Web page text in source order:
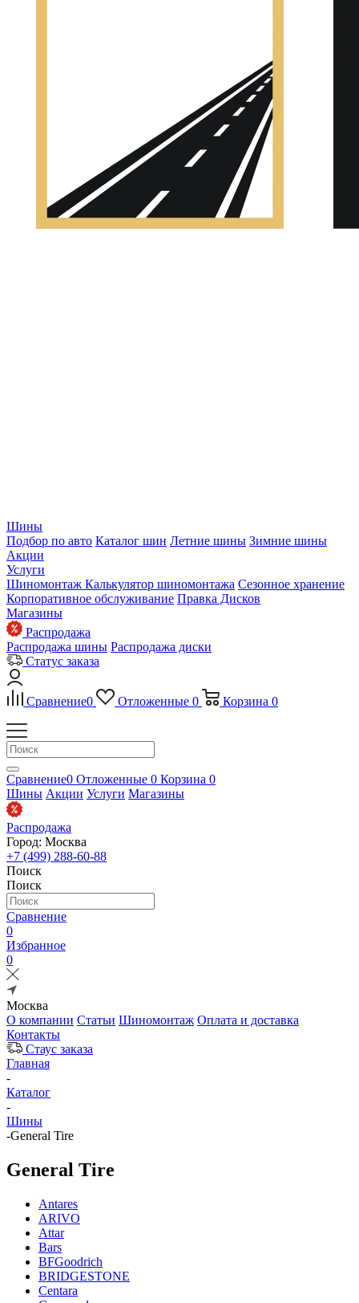
Шины
Подбор по авто Каталог шин Летние шины Зимние шины
Акции
Услуги
Шиномонтаж Калькулятор шиномонтажа Сезонное хранение
Корпоративное обслуживание Правка Дисков
Магазины
Распродажа
Распродажа шины Распродажа диски
Статус заказа
Сравнение0 Отложенные 0 Корзина 0
Сравнение0 Отложенные 0 Корзина 0
Шины Акции Услуги Магазины
Распродажа
Город: Москва
+7 (499) 288-60-88
Поиск
Поиск
Сравнение
0
Избранное
0
Москва
О компании Статьи Шиномонтаж Оплата и доставка
Контакты
Стаус заказа
Главная
-
Каталог
-
Шины
-General Tire
General Tire
Antares
ARIVO
Attar
Bars
BFGoodrich
BRIDGESTONE
Centara